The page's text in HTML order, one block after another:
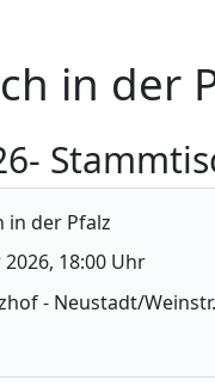
in der
in der Pfalz
2026, 18:00 Uhr
- Neustadt/Weinstr.